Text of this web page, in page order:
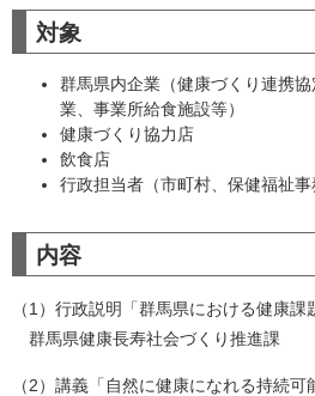
対象
群馬県内企業（健康づくり連携
業、事業所給食施設等）
健康づくり協力店
飲食店
行政担当者（市町村、保健福祉事
内容
（1）行政説明「群馬県における健康課
群馬県健康長寿社会づくり推進課
（2）講義「自然に健康になれる持続